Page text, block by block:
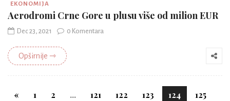
EKONOMIJA
Aerodromi Crne Gore u plusu više od milion EUR
Dec 23, 2021 0 Komentara
Opširnije ⇾
« 1 2 ... 121 122 123 124
125